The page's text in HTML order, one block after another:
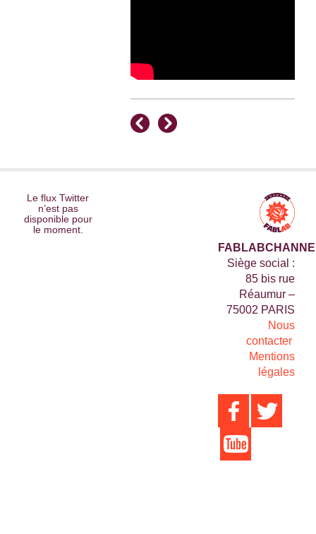
Le flux Twitter
n’est pas
disponible pour
le moment.
Siège social :
85 bis rue
Réaumur –
75002 PARIS
Nous
contacter
Mentions
légales